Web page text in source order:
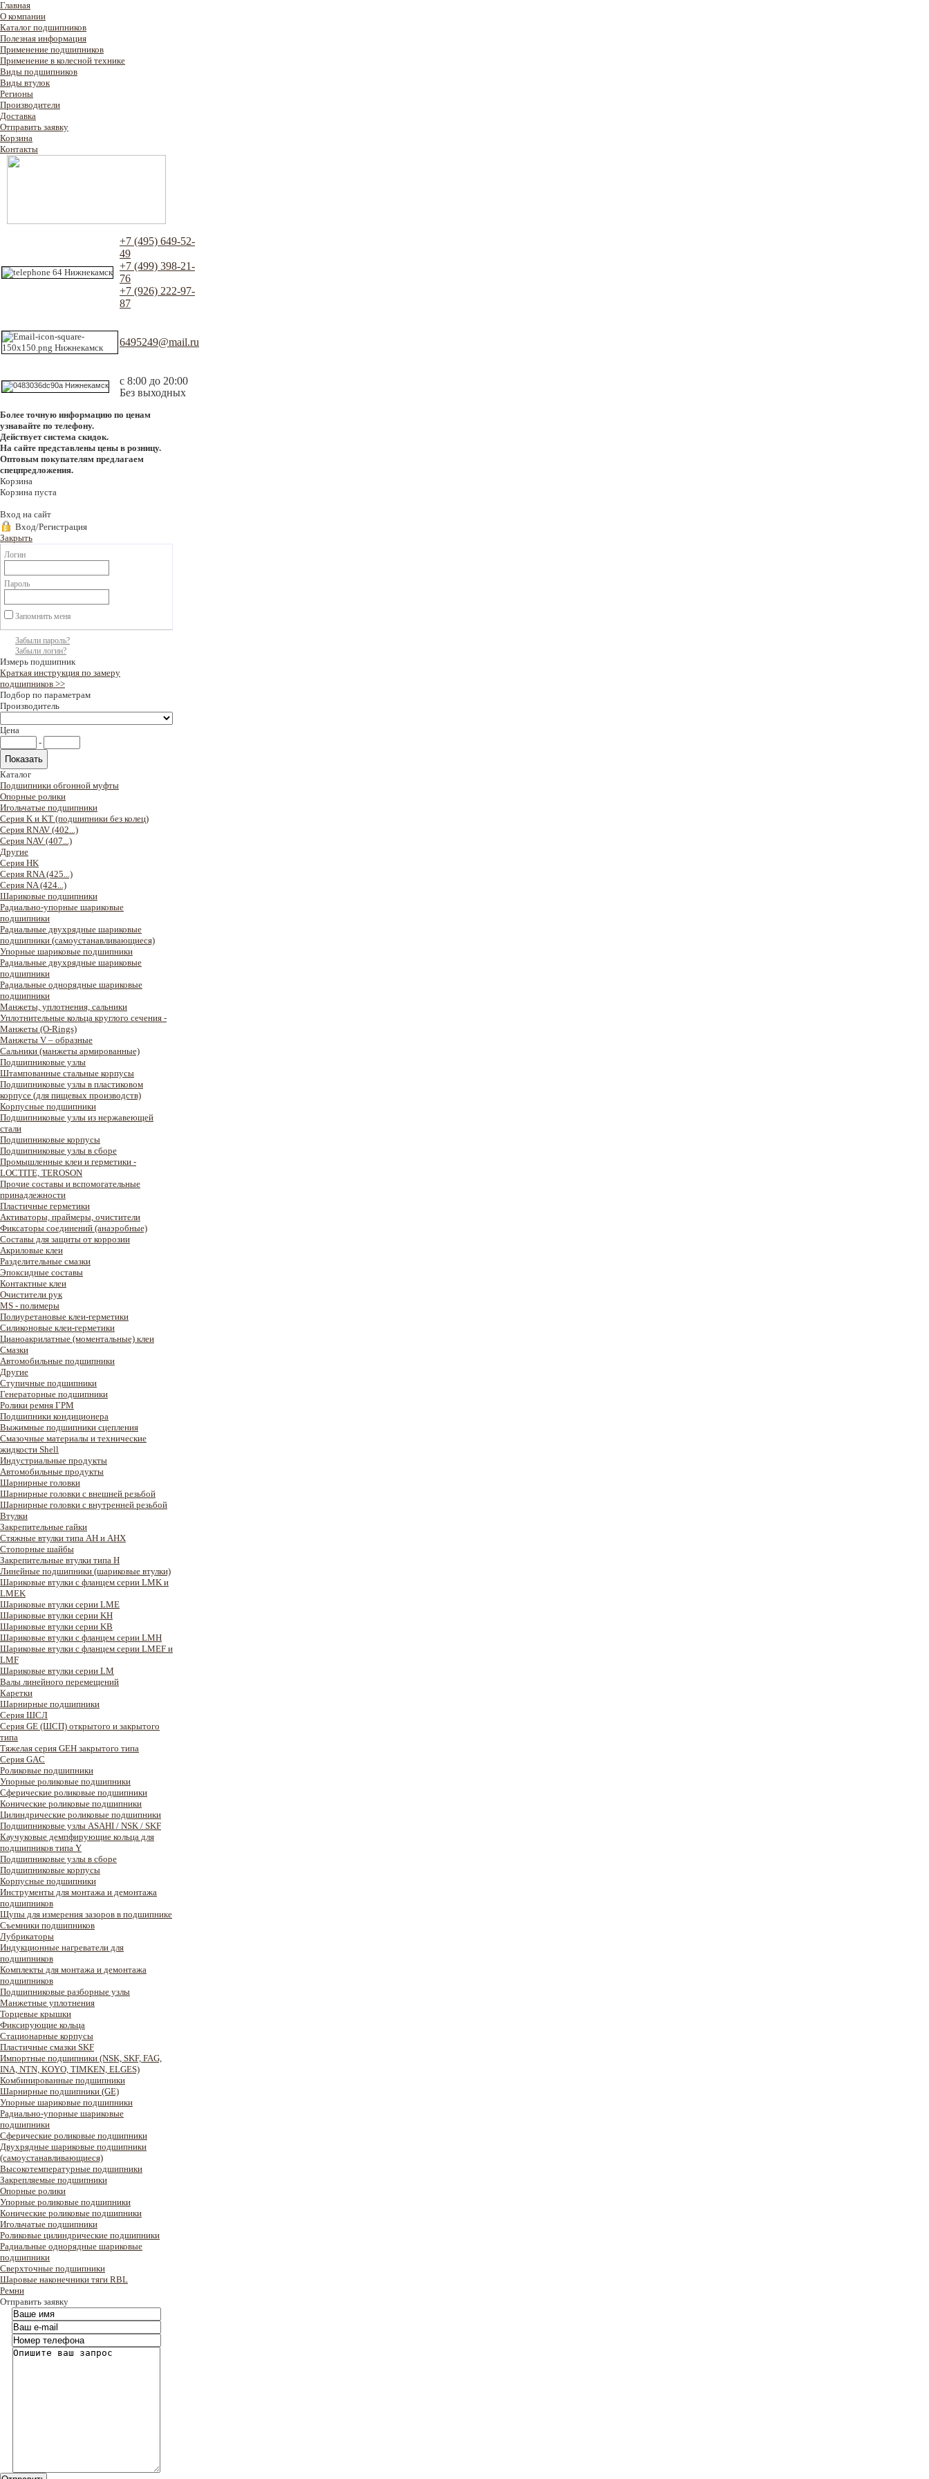
Главная
О компании
Каталог подшипников
Полезная информация
Применение подшипников
Применение в колесной технике
Виды подшипников
Виды втулок
Регионы
Производители
Доставка
Отправить заявку
Корзина
Контакты
+7 (495) 649-52-
49
+7 (499) 398-21-
76
+7 (926) 222-97-
87
6495249@mail.ru
с 8:00 до 20:00
Без выходных
Более точную информацию по ценам
узнавайте по телефону.
Действует система скидок.
На сайте представлены цены в розницу.
Оптовым покупателям предлагаем
спецпредложения.
Корзина
Корзина пуста
Вход на сайт
Вход/Регистрация
Закрыть
Логин
Пароль
Запомнить меня
Забыли пароль?
Забыли логин?
Измерь подшипник
Краткая инструкция по замеру
подшипников >>
Подбор по параметрам
Производитель
Цена
-
Каталог
Подшипники обгонной муфты
Опорные ролики
Игольчатые подшипники
Серия K и KT (подшипники без колец)
Серия RNAV (402...)
Серия NAV (407...)
Другие
Серия HK
Серия RNA (425...)
Серия NA (424...)
Шариковые подшипники
Радиально-упорные шариковые
подшипники
Радиальные двухрядные шариковые
подшипники (самоустанавливающиеся)
Упорные шариковые подшипники
Радиальные двухрядные шариковые
подшипники
Радиальные однорядные шариковые
подшипники
Манжеты, уплотнения, сальники
Уплотнительные кольца круглого сечения -
Манжеты (O-Rings)
Манжеты V – образные
Сальники (манжеты армированные)
Подшипниковые узлы
Штампованные стальные корпусы
Подшипниковые узлы в пластиковом
корпусе (для пищевых производств)
Корпусные подшипники
Подшипниковые узлы из нержавеющей
стали
Подшипниковые корпусы
Подшипниковые узлы в сборе
Промышленные клеи и герметики -
LOCTITE, TEROSON
Прочие составы и вспомогательные
принадлежности
Пластичные герметики
Активаторы, праймеры, очистители
Фиксаторы соединений (анаэробные)
Составы для защиты от коррозии
Акриловые клеи
Разделительные смазки
Эпоксидные составы
Контактные клеи
Очистители рук
MS - полимеры
Полиуретановые клеи-герметики
Силиконовые клеи-герметики
Цианоакрилатные (моментальные) клеи
Смазки
Автомобильные подшипники
Другие
Ступичные подшипники
Генераторные подшипники
Ролики ремня ГРМ
Подшипники кондиционера
Выжимные подшипники сцепления
Смазочные материалы и технические
жидкости Shell
Индустриальные продукты
Автомобильные продукты
Шарнирные головки
Шарнирные головки с внешней резьбой
Шарнирные головки с внутренней резьбой
Втулки
Закрепительные гайки
Стяжные втулки типа AH и AHX
Стопорные шайбы
Закрепительные втулки типа H
Линейные подшипники (шариковые втулки)
Шариковые втулки с фланцем серии LMK и
LMEK
Шариковые втулки серии LME
Шариковые втулки серии KH
Шариковые втулки серии KB
Шариковые втулки с фланцем серии LMH
Шариковые втулки с фланцем серии LMEF и
LMF
Шариковые втулки серии LM
Валы линейного перемещений
Каретки
Шарнирные подшипники
Cерия ШСЛ
Серия GE (ШСП) открытого и закрытого
типа
Тяжелая серия GEH закрытого типа
Серия GAC
Роликовые подшипники
Упорные роликовые подшипники
Сферические роликовые подшипники
Конические роликовые подшипники
Цилиндрические роликовые подшипники
Подшипниковые узлы ASAHI / NSK / SKF
Каучуковые демпфирующие кольца для
подшипников типа Y
Подшипниковые узлы в сборе
Подшипниковые корпусы
Корпусные подшипники
Инструменты для монтажа и демонтажа
подшипников
Щупы для измерения зазоров в подшипнике
Съемники подшипников
Лубрикаторы
Индукционные нагреватели для
подшипников
Комплекты для монтажа и демонтажа
подшипников
Подшипниковые разборные узлы
Манжетные уплотнения
Торцевые крышки
Фиксирующие кольца
Стационарные корпусы
Пластичные смазки SKF
Импортные подшипники (NSK, SKF, FAG,
INA, NTN, KOYO, TIMKEN, ELGES)
Комбинированные подшипники
Шарнирные подшипники (GE)
Упорные шариковые подшипники
Радиально-упорные шариковые
подшипники
Сферические роликовые подшипники
Двухрядные шариковые подшипники
(самоустанавливающиеся)
Высокотемпературные подшипники
Закрепляемые подшипники
Опорные ролики
Упорные роликовые подшипники
Конические роликовые подшипники
Игольчатые подшипники
Роликовые цилиндрические подшипники
Радиальные однорядные шариковые
подшипники
Сверхточные подшипники
Шаровые наконечники тяги RBL
Ремни
Отправить заявку